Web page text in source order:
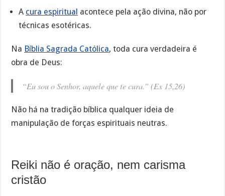
A cura espiritual acontece pela ação divina, não por
técnicas esotéricas.
Na Bíblia Sagrada Católica, toda cura verdadeira é
obra de Deus:
“Eu sou o Senhor, aquele que te cura.” (Ex 15,26)
Não há na tradição bíblica qualquer ideia de
manipulação de forças espirituais neutras.
Reiki não é oração, nem carisma
cristão